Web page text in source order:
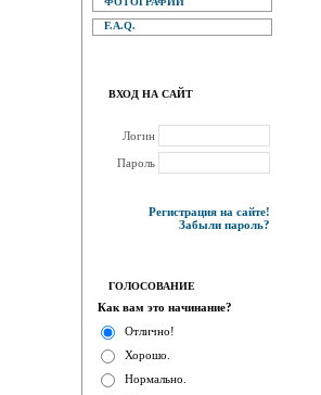
F.A.Q.
ВХОД НА САЙТ
Логин
Пароль
Регистрация на сайте!
Забыли пароль?
ГОЛОСОВАНИЕ
Как вам это начинание?
Отлично!
Хорошо.
Нормально.